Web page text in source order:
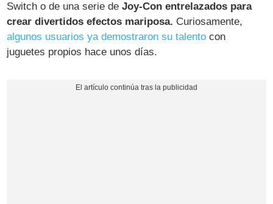
Switch o de una serie deJoy-Con entrelazados para
crear divertidos efectos mariposa. Curiosamente,
algunos usuarios ya demostraron su talento con
juguetes propios hace unos días.